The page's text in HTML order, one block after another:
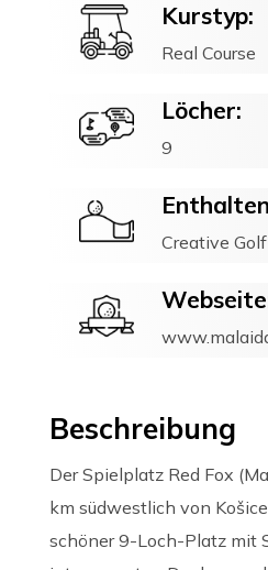
Kurstyp:
Real Course
Löcher:
9
Creative Golf
Beschreibung
Der Spielplatz Red Fox
km südwestlich von
schöner 9-Loch-Platz mit